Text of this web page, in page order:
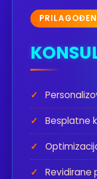
✓
✓ Besplatne
✓
✓ Revidirane